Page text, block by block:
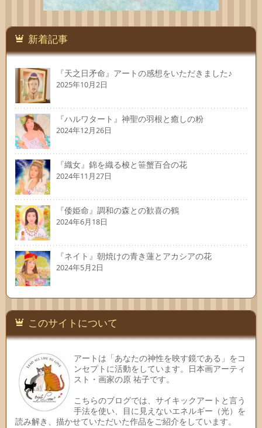
新着記事
『天之日矛命』アートの感想をいただきました♪
2025年10月2日
『ハルワタート』神聖の羽根と癒しの粉
2024年12月26日
『織女』錦を織る梭と笹蟹百合の花
2024年11月27日
『倭姫命』調和の森との歓喜の鶴
2024年6月18日
『ネイト』朝焼けの青き蓮とアカシアの花
2024年5月2日
このサイトについて
アートは「あなたの神性を映す鏡である」をコ
ンセプトに活動をしています。日本画アーティ
スト・画家の原 祐子です。
こちらのブログでは、サイキックアートと言う
手法を使い、目に見えないエネルギー（光）を
読み解き、描かせていただいた作品をご紹介をしています。